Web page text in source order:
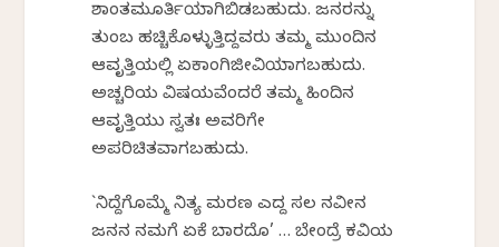
ಶಾಂತಮೂರ್ತಿಯಾಗಿಬಿಡಬಹುದು. ಜನರನ್ನು
ತುಂಬ ಹಚ್ಚಿಕೊಳ್ಳುತ್ತಿದ್ದವರು ತಮ್ಮ ಮುಂದಿನ
ಆವೃತ್ತಿಯಲ್ಲಿ ಏಕಾಂಗಿಜೀವಿಯಾಗಬಹುದು.
ಅಚ್ಚರಿಯ ವಿಷಯವೆಂದರೆ ತಮ್ಮ ಹಿಂದಿನ
ಆವೃತ್ತಿಯು ಸ್ವತಃ ಅವರಿಗೇ
ಅಪರಿಚಿತವಾಗಬಹುದು.
`ನಿದ್ದೆಗೊಮ್ಮೆ ನಿತ್ಯ ಮರಣ ಎದ್ದ ಸಲ ನವೀನ
ಜನನ ನಮಗೆ ಏಕೆ ಬಾರದೊ’ … ಬೇಂದ್ರೆ ಕವಿಯ